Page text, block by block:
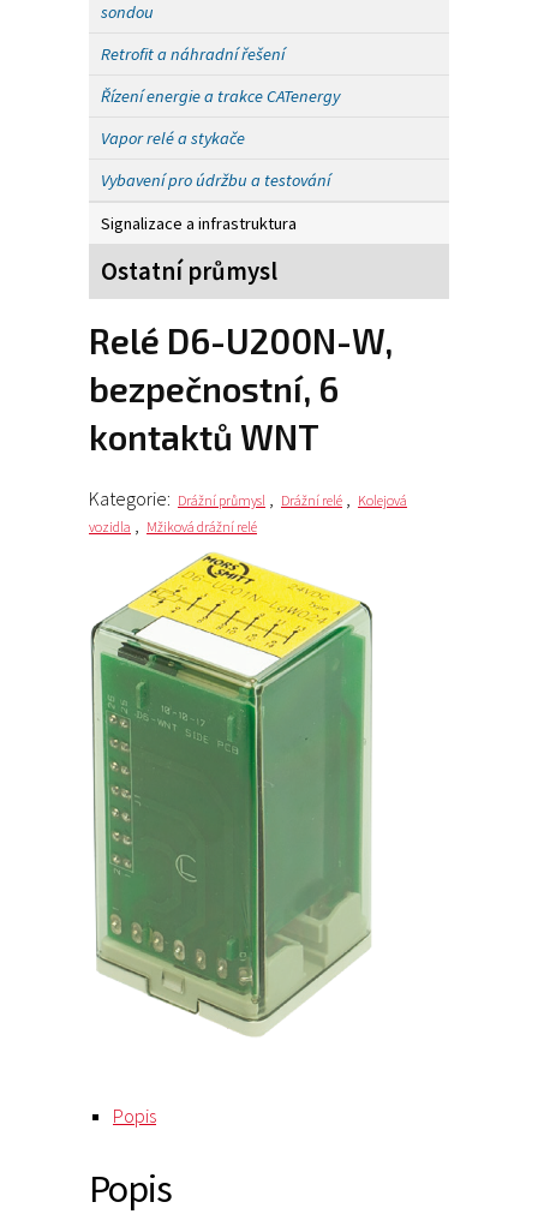
sondou
Retrofit a náhradní řešení
Řízení energie a trakce CATenergy
Vapor relé a stykače
Vybavení pro údržbu a testování
Signalizace a infrastruktura
Ostatní průmysl
relé D6-U200N-W,
bezpečnostní, 6
kontaktů WNT
Kategorie: Drážní průmysl , Drážní relé , Kolejová
vozidla , Mžiková drážní relé
Popis
Popis